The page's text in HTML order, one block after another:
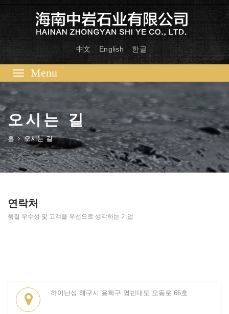
中文 English 한글
navigation
오시는 길
홈 오시는 길
연락처
품질 우수성 및 고객을 우선으로 생각하는 기업
하이난성 해구시 용화구 영빈대도 오동로 66호